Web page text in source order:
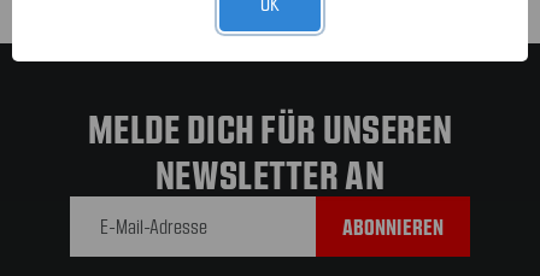
MELDE DICH FÜR UNSEREN
NEWSLETTER AN